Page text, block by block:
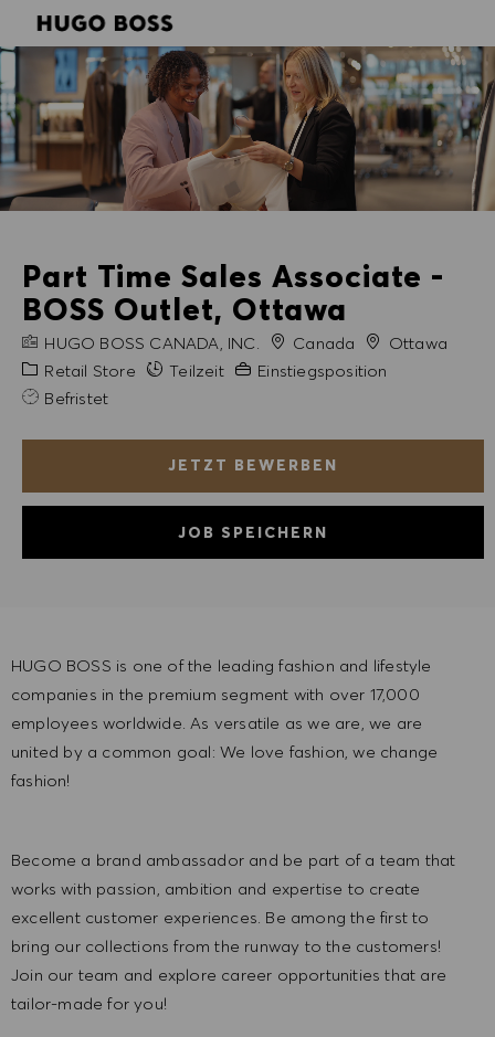
Part Time Sales Associate -
BOSS Outlet, Ottawa
FIRMENNAME
HUGO BOSS CANADA, INC. Canada StadtOttawa
Kategorie
Retail Store Teilzeit Erfahrung erforderlich
Einstiegsposition
Befristet
JETZT BEWERBEN
JOB SPEICHERN
HUGO BOSS is one of the leading fashion and lifestyle
companies in the premium segment with over 17,000
employees worldwide. As versatile as we are, we are
united by a common goal: We love fashion, we change
fashion!
Become a brand ambassador and be part of a team that
works with passion, ambition and expertise to create
excellent customer experiences. Be among the first to
bring our collections from the runway to the customers!
Join our team and explore career opportunities that are
tailor-made for you!